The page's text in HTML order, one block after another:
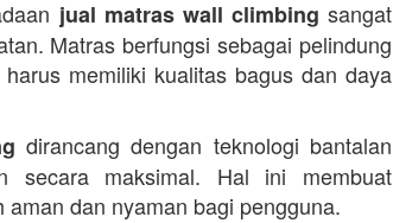
jual matras wall climbing sangat
Matras berfungsi sebagai pelindung
memiliki kualitas bagus dan daya
dirancang dengan teknologi bantalan
secara maksimal. Hal ini membuat
dan nyaman bagi pengguna.